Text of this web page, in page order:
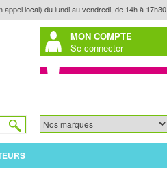
local) du lundi au vendredi, de 14h à 17h30.
MON COMPTE
Se connecter